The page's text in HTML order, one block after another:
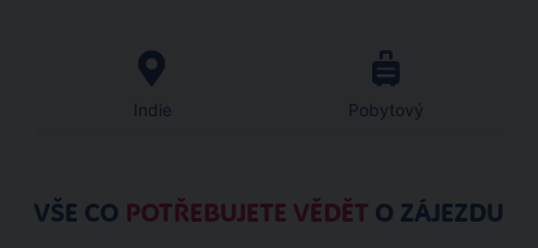
Indie Pobytový
VŠE CO POTŘEBUJETE VĚDĚT O ZÁJEZDU